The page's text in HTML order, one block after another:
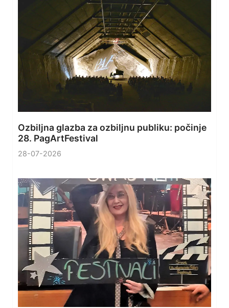
Ozbiljna glazba za ozbiljnu publiku: počinje
28. PagArtFestival
28-07-2026